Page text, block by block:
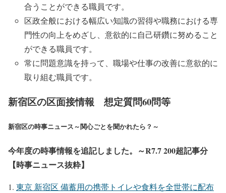
合うことができる職員です。
区政全般における幅広い知識の習得や職務における専
門性の向上をめざし、意欲的に自己研鑽に努めること
ができる職員です。
常に問題意識を持って、職場や仕事の改善に意欲的に
取り組む職員です。
新宿区の区面接情報 想定質問60問等
新宿区の時事ニュース～関心ごとを聞かれたら？～
今年度の時事情報を追記しました。～R7.7 200超記事分
【時事ニュース抜粋】
東京 新宿区 備蓄用の携帯トイレや食料を全世帯に配布